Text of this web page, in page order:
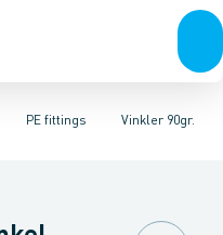
Muffer, klemmer &
PE fittings
Duktiljern fittingsVinkler 90gr.
45gr.Vinkler 30gr.Vinkler